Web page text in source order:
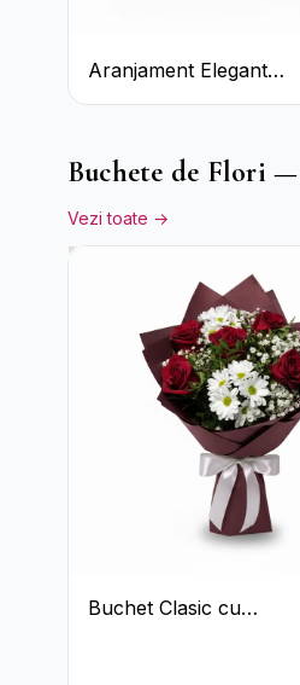
Aranjament Elegant
Alb-Verde în Cutie Gri
Buchete de Flori
Vezi toate →
Buchet Clasic cu